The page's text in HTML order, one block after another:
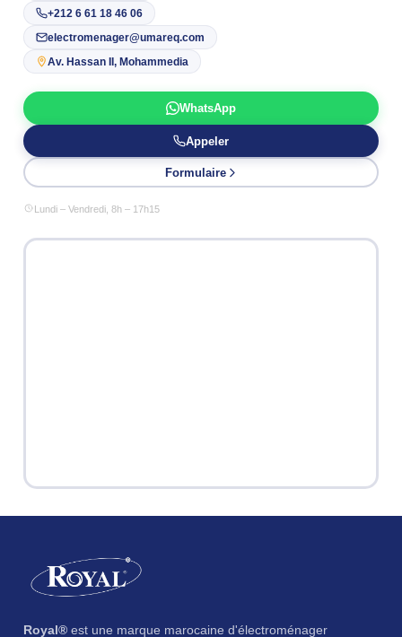
+212 6 61 18 46 06
electromenager@umareq.com
Av. Hassan II, Mohammedia
WhatsApp
Appeler
Formulaire
Lundi – Vendredi, 8h – 17h15
Royal® est une marque marocaine d'électroménager